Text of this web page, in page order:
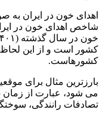
اهدای خون در ایران به
شاخص اهدای خون در
کشور است و از این لحاظ
کشورهاست.
بارزترین مثال برای
می شود، عبارت از زمان
تصادفات رانندگی،